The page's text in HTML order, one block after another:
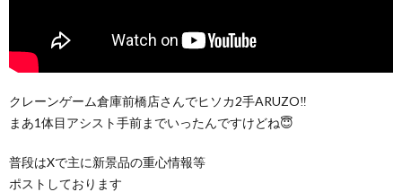
クレーンゲーム倉庫前橋店さんでヒソカ2手ARUZO‼️
まあ1体目アシスト手前までいったんですけどね😇
普段はXで主に新景品の重心情報等
ポストしております